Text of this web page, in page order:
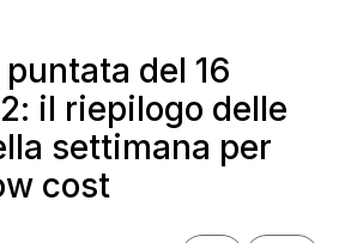
del 16
il riepilogo delle
settimana per
cost